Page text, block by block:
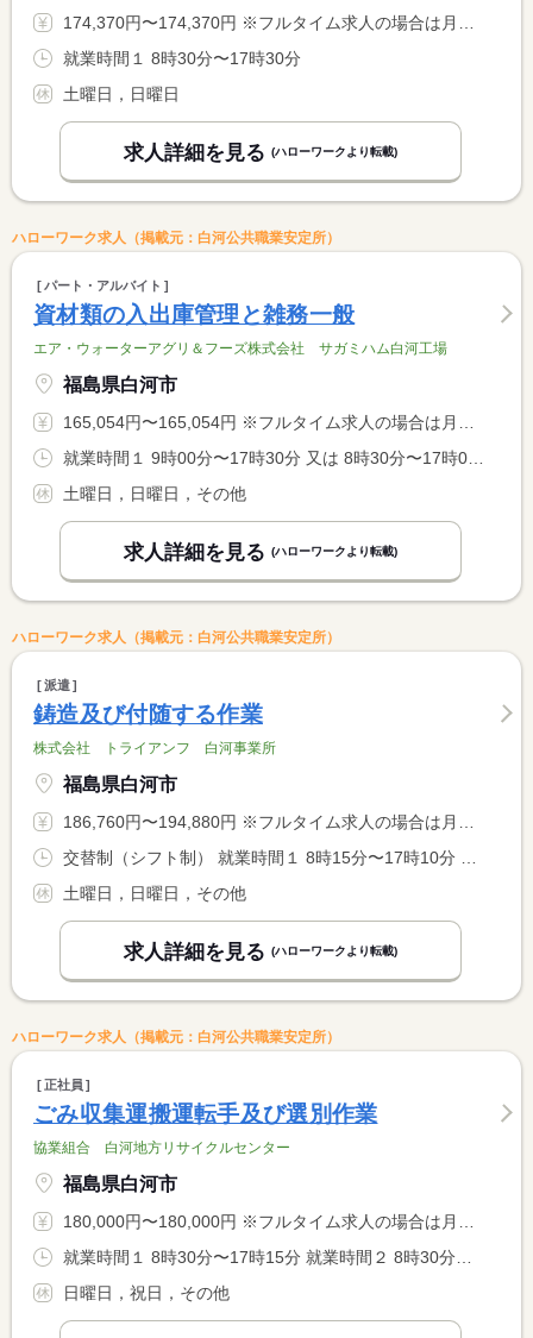
174,370円〜174,370円 ※フルタイム求人の場合は月額（換算額）、パート求人の場合は時間額を表示しています。
就業時間１ 8時30分〜17時30分
土曜日，日曜日
求人詳細を見る (ハローワークより転載)
ハローワーク求人（掲載元：白河公共職業安定所）
パート・アルバイト
資材類の入出庫管理と雑務一般
エア・ウォーターアグリ＆フーズ株式会社 サガミハム白河工場
福島県白河市
165,054円〜165,054円 ※フルタイム求人の場合は月額（換算額）、パート求人の場合は時間額を表示しています。
土曜日，日曜日，その他
求人詳細を見る (ハローワークより転載)
ハローワーク求人（掲載元：白河公共職業安定所）
派遣
鋳造及び付随する作業
株式会社 トライアンフ 白河事業所
福島県白河市
186,760円〜194,880円 ※フルタイム求人の場合は月額（換算額）、パート求人の場合は時間額を表示しています。
土曜日，日曜日，その他
求人詳細を見る (ハローワークより転載)
ハローワーク求人（掲載元：白河公共職業安定所）
正社員
ごみ収集運搬運転手及び選別作業
協業組合 白河地方リサイクルセンター
福島県白河市
180,000円〜180,000円 ※フルタイム求人の場合は月額（換算額）、パート求人の場合は時間額を表示しています。
日曜日，祝日，その他